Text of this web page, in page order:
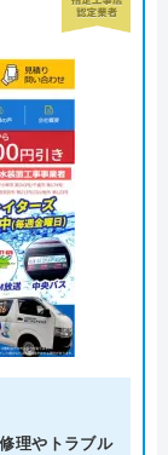
理やトラブル